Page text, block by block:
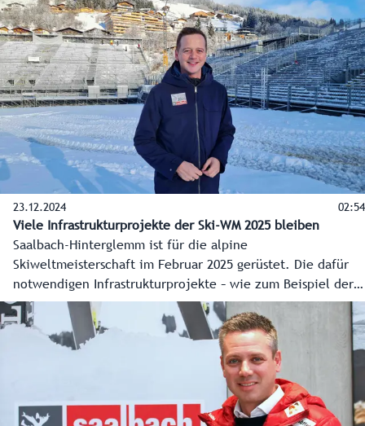
17.12.2024).
23.12.2024 02:54
Viele Infrastrukturprojekte der Ski-WM 2025 bleiben
Saalbach-Hinterglemm ist für die alpine
Skiweltmeisterschaft im Februar 2025 gerüstet. Die dafür
notwendigen Infrastrukturprojekte – wie zum Beispiel der
Notweg, die Busterminals oder die Fanmeile - sind so gut
wie fertig. Besonders wichtig war den Verantwortlichen,
dass die Region auch nach dem Großereignis etwas davon